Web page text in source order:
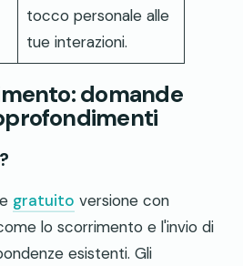
tocco personale alle
tue interazioni.
domande
gratuito versione con
lo scorrimento e l'invio di
esistenti. Gli